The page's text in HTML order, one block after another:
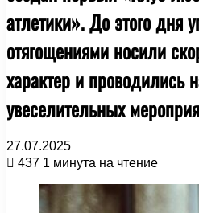
атлетики». До этого дня
отягощениями носили
характер и проводились
увеселительных
27.07.2025
437 1 минута на чтение